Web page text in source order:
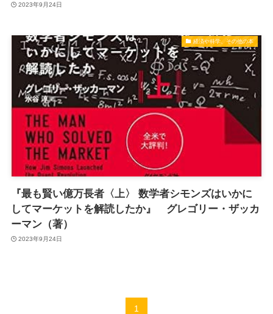
2023年9月24日
経済や科学、その他の本
『最も賢い億万長者〈上〉 数学者シモンズはいかに
してマーケットを解読したか』 グレゴリー・ザッカ
ーマン（著）
2023年9月24日
1